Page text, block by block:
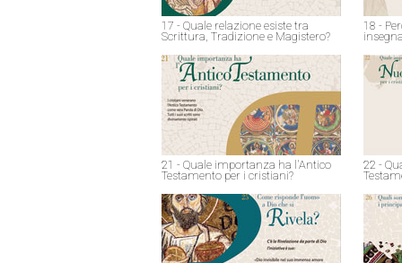
17 - Quale relazione esiste tra
Scrittura, Tradizione e Magistero?
18 -
21 - Quale importanza ha l'Antico
Testamento per i cristiani?
22 -